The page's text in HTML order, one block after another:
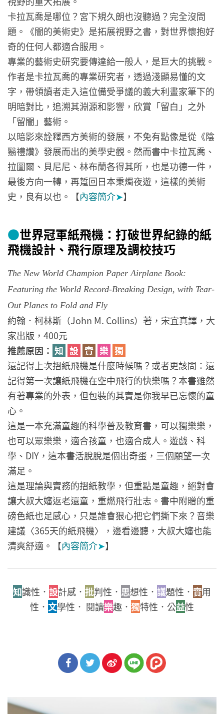
卡拉瓦喬是哪位？宮下規久朗也沒聽過？完全沒問
題。《闇的美術史》是拓展視野之書，對世界懷抱好
奇的任何人都適合服用。
專業的藝術史研究要傳達給一般人，是巨大的挑戰。
作者是卡拉瓦喬的專業研究者，透過淺顯易懂的文
字，帶領讀者走入這位備受爭議的義大利畫家筆下的
明暗對比，追溯其淵源和影響，欣賞「留白」之外
「留闇」藝術。
以暗影來詮釋西方美術的發展，不免有點像是從《陰
翳禮讚》發展而出的美學史觀。然而書中卡拉瓦喬、
拉圖爾、貝尼尼、林布蘭各得其所，也是功德一件，
最後方向一轉，再踅回日本秉燭夜遊，這樣的美術
史，良有以也。【內容簡介➤】
●世界冠軍紙飛機：打破世界紀錄的紙
飛機設計、飛行原理及調校技巧
The New World Champion Paper Airplane Book:
Featuring the World Record-Breaking Design, with Tear-
Out Planes to Fold and Fly
約翰．柯林斯（John M. Collins）著，宋宜真譯，大
家出版，400元
推薦原因： 知 設 實 樂 獨
還記得上次摺紙飛機是什麼時候嗎？或者更該問：還
記得第一次讓紙飛機在空中飛行的快樂嗎？本書雖然
有著專業的外表，但包裝的其實是你我早已忘懷的童
心。
這是一本充滿童趣的科學普及教育書，可以獨樂樂，
也可以眾樂樂，適合孩童，也適合成人。遊戲、科
學、DIY，這本書活脫脫是個出奇蛋，三個願望一次
滿足。
這是理論與實務的摺紙教學，但重點是童趣，絕對會
讓大叔大嬸返老還童，重燃飛行壯志。書中附贈的重
磅色紙也足感心，只是誰會狠心把它們撕下來？音樂
建議〈365天的紙飛機〉，邊看邊聽，大叔大嬸也能
清爽舒適。【內容簡介➤】
知識性． 設計感． 批判性． 思想性． 議題性． 實用
性． 文學性． 閱讀樂趣． 獨特性．公益性